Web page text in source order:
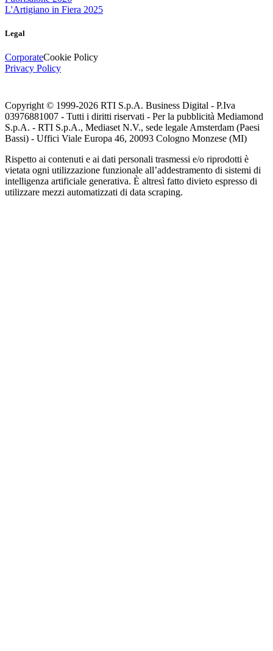
L'Artigiano in Fiera 2025
Legal
CorporateCookie Policy
Privacy Policy
Copyright © 1999-2026 RTI S.p.A. Business Digital - P.Iva
03976881007 - Tutti i diritti riservati - Per la pubblicità Mediamond
S.p.A. - RTI S.p.A., Mediaset N.V., sede legale Amsterdam (Paesi
Bassi) - Uffici Viale Europa 46, 20093 Cologno Monzese (MI)
Rispetto ai contenuti e ai dati personali trasmessi e/o riprodotti è
vietata ogni utilizzazione funzionale all’addestramento di sistemi di
intelligenza artificiale generativa. È altresì fatto divieto espresso di
utilizzare mezzi automatizzati di data scraping.